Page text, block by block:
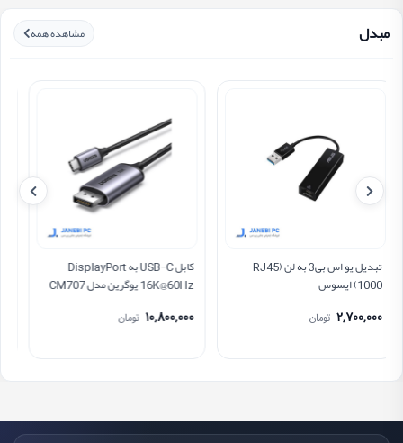
مبدل مشاهده همه
کابل USB-C به DisplayPort
16K@60Hz یوگرین مدل CM707
10,800,000 تومان
تبدیل یو اس بی3 به لن RJ45)
1000) ایسوس
2,700,000 تومان